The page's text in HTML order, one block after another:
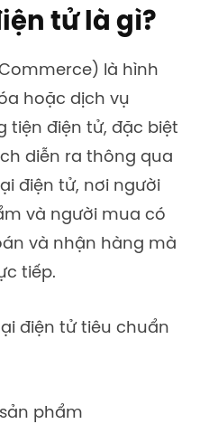
tử là gì?
là hình
hoặc dịch vụ
tiện điện tử, đặc biệt
diễn ra thông qua
điện tử, nơi người
và người mua có
và nhận hàng mà
tiếp.
điện tử tiêu chuẩn
phẩm